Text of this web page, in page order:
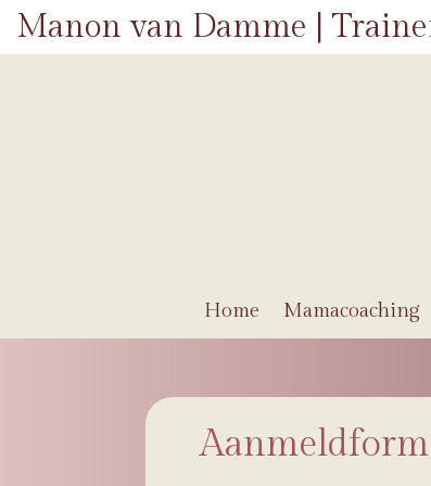
Manon van Damme |
Home Mamacoaching